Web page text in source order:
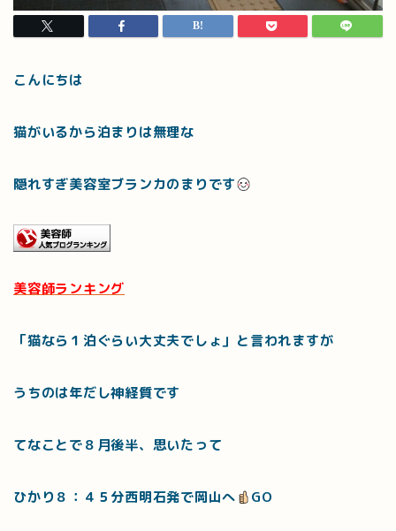
こんにちは
猫がいるから泊まりは無理な
隠れすぎ美容室ブランカのまりです
美容師ランキング
「猫なら１泊ぐらい大丈夫でしょ」と言われますが
うちのは年だし神経質です
てなことで８月後半、思いたって
ひかり８：４５分西明石発で岡山へ GO